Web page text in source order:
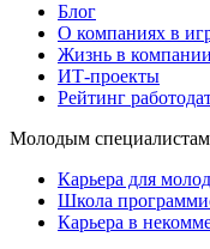
Блог
О компаниях в
Жизнь в компании
ИТ-проекты
Рейтинг
Молодым специалистам
Карьера для
Школа
Карьера в